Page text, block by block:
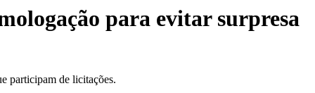
para evitar surpresa
participam de licitações.